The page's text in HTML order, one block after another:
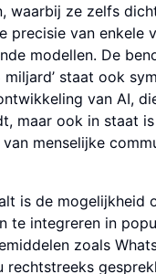
waarbij ze zelfs
precisie van enkele
modellen. De
miljard’ staat ook
van AI,
maar ook in staat
menselijke
is de mogelijkheid
te integreren in
zoals
rechtstreeks